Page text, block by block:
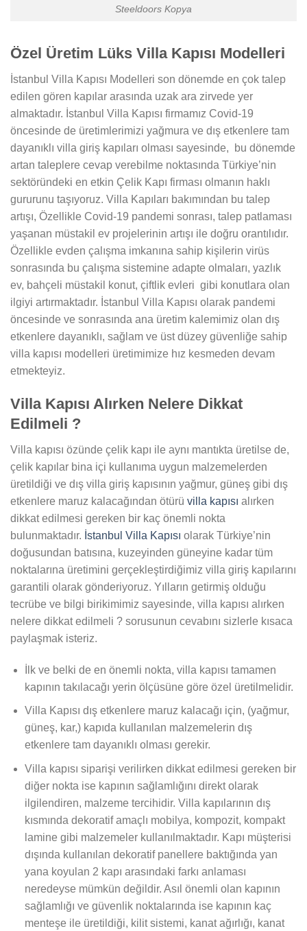
Steeldoors Kopya
Özel Üretim Lüks Villa Kapısı Modelleri
İstanbul Villa Kapısı Modelleri son dönemde en çok talep
edilen gören kapılar arasında uzak ara zirvede yer
almaktadır. İstanbul Villa Kapısı firmamız Covid-19
öncesinde de üretimlerimizi yağmura ve dış etkenlere tam
dayanıklı villa giriş kapıları olması sayesinde, bu dönemde
artan taleplere cevap verebilme noktasında Türkiye’nin
sektöründeki en etkin Çelik Kapı firması olmanın haklı
gururunu taşıyoruz. Villa Kapıları bakımından bu talep
artışı, Özellikle Covid-19 pandemi sonrası, talep patlaması
yaşanan müstakil ev projelerinin artışı ile doğru orantılıdır.
Özellikle evden çalışma imkanına sahip kişilerin virüs
sonrasında bu çalışma sistemine adapte olmaları, yazlık
ev, bahçeli müstakil konut, çiftlik evleri gibi konutlara olan
ilgiyi artırmaktadır. İstanbul Villa Kapısı olarak pandemi
öncesinde ve sonrasında ana üretim kalemimiz olan dış
etkenlere dayanıklı, sağlam ve üst düzey güvenliğe sahip
villa kapısı modelleri üretimimize hız kesmeden devam
etmekteyiz.
Villa Kapısı Alırken Nelere Dikkat
Edilmeli ?
Villa kapısı özünde çelik kapı ile aynı mantıkta üretilse de,
çelik kapılar bina içi kullanıma uygun malzemelerden
üretildiği ve dış villa giriş kapısının yağmur, güneş gibi dış
etkenlere maruz kalacağından ötürü villa kapısı alırken
dikkat edilmesi gereken bir kaç önemli nokta
bulunmaktadır. İstanbul Villa Kapısı olarak Türkiye’nin
doğusundan batısına, kuzeyinden güneyine kadar tüm
noktalarına üretimini gerçekleştirdiğimiz villa giriş kapılarını
garantili olarak gönderiyoruz. Yılların getirmiş olduğu
tecrübe ve bilgi birikimimiz sayesinde, villa kapısı alırken
nelere dikkat edilmeli ? sorusunun cevabını sizlerle kısaca
paylaşmak isteriz.
İlk ve belki de en önemli nokta, villa kapısı tamamen
kapının takılacağı yerin ölçüsüne göre özel üretilmelidir.
Villa Kapısı dış etkenlere maruz kalacağı için, (yağmur,
güneş, kar,) kapıda kullanılan malzemelerin dış
etkenlere tam dayanıklı olması gerekir.
Villa kapısı siparişi verilirken dikkat edilmesi gereken bir
diğer nokta ise kapının sağlamlığını direkt olarak
ilgilendiren, malzeme tercihidir. Villa kapılarının dış
kısmında dekoratif amaçlı mobilya, kompozit, kompakt
lamine gibi malzemeler kullanılmaktadır. Kapı müşterisi
dışında kullanılan dekoratif panellere baktığında yan
yana koyulan 2 kapı arasındaki farkı anlaması
neredeyse mümkün değildir. Asıl önemli olan kapının
sağlamlığı ve güvenlik noktalarında ise kapının kaç
menteşe ile üretildiği, kilit sistemi, kanat ağırlığı, kanat